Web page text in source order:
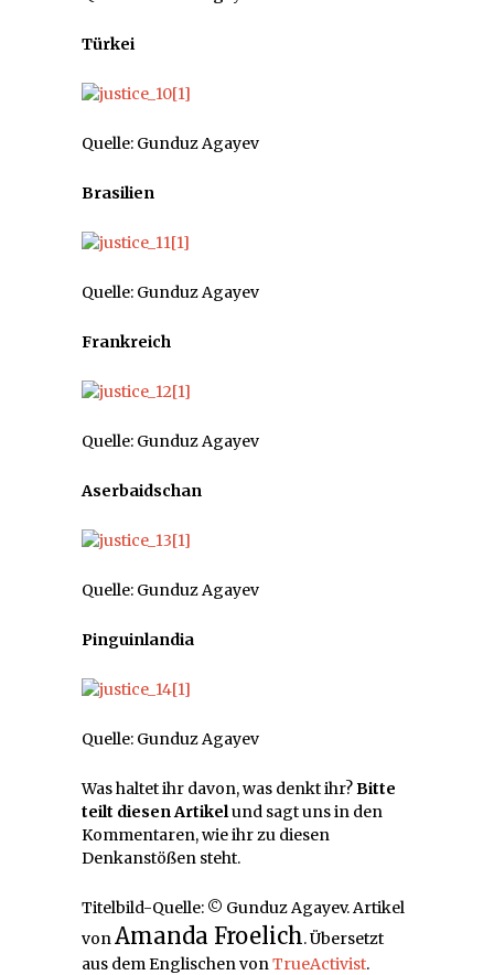
Türkei
Quelle: Gunduz Agayev
Brasilien
Quelle: Gunduz Agayev
Frankreich
Quelle: Gunduz Agayev
Aserbaidschan
Quelle: Gunduz Agayev
Pinguinlandia
Quelle: Gunduz Agayev
Was haltet ihr davon, was denkt ihr?Bitte
teilt diesen Artikelund sagt uns in den
Kommentaren, wie ihr zu diesen
Denkanstößen steht.
Titelbild-Quelle: © Gunduz Agayev. Artikel
vonAmanda Froelich. Übersetzt
aus dem Englischen vonTrueActivist.